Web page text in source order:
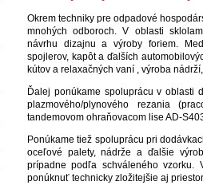
Okrem techniky pre odpadové
mnohých odboroch. V oblasti
návrhu dizajnu a výroby foriem.
spojlerov, kapôt a ďalších
kútov a relaxačných vaní , výroba
Ďalej ponúkame spoluprácu v oblasti
plazmového/plynového rezania
tandemovom ohraňovacom lise AD-
Ponúkame tiež spoluprácu pri
oceľové palety, nádrže a ďalšie
prípadne podľa schváleného vzorku.
ponúknuť technicky zložitejšie aj